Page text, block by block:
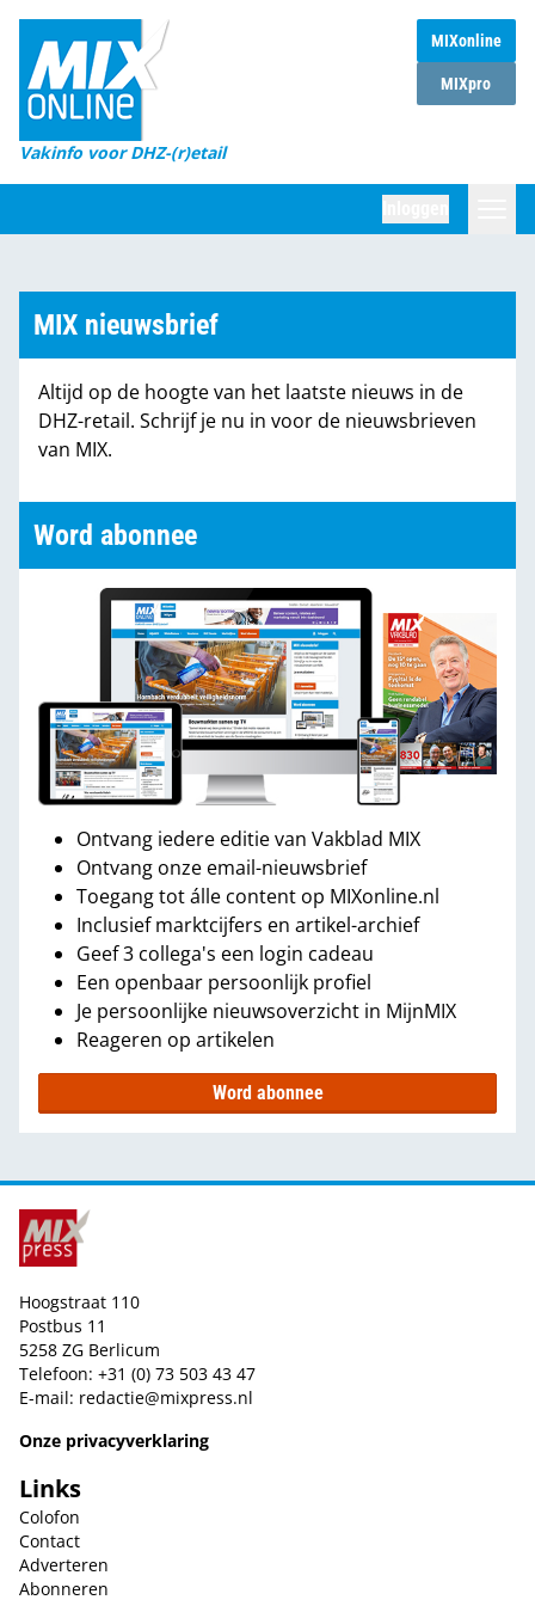
MIXonline
MIXpro
Vakinfo voor DHZ-(r)etail
Home
Magazines
DHZ Sessie
Marktcijfers
Partners
MIX nieuwsbrief
Altijd op de hoogte van het laatste nieuws in de
DHZ-retail. Schrijf je nu in voor de nieuwsbrieven
van MIX.
Word abonnee
Ontvang iedere editie van Vakblad MIX
Ontvang onze email-nieuwsbrief
Toegang tot álle content op MIXonline.nl
Inclusief marktcijfers en artikel-archief
Geef 3 collega's een login cadeau
Een openbaar persoonlijk profiel
Je persoonlijke nieuwsoverzicht in MijnMIX
Reageren op artikelen
Word abonnee
Hoogstraat 110
Postbus 11
5258 ZG Berlicum
Telefoon: +31 (0) 73 503 43 47
E-mail: redactie@mixpress.nl
Onze privacyverklaring
Links
Colofon
Contact
Adverteren
Abonneren